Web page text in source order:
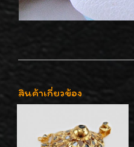
สินค้าเกี่ยวข้อง